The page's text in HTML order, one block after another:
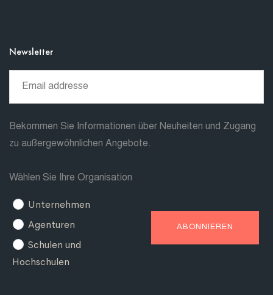
Newsletter
Bekommen Sie Informationen über Neuheiten und Zugang
zu außergewöhnlichen Angebote.
Wählen Sie Ihre Organisation
Unternehmen
Agenturen
Schulen und
Hochschulen